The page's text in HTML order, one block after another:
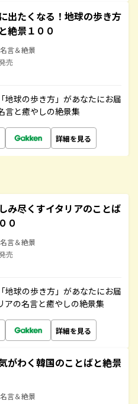
出たくなる！地球の歩き方
絶景１００
言＆絶景
売
地球の歩き方」があなたにお届
言と癒やしの絶景集
詳細を見る
み尽くすイタリアのことば
０
言＆絶景
売
地球の歩き方」があなたにお届
アの名言と癒やしの絶景集
詳細を見る
がわく韓国のことばと絶景
言＆絶景